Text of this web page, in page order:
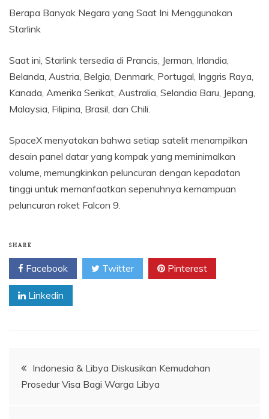
Berapa Banyak Negara yang Saat Ini Menggunakan
Starlink
Saat ini, Starlink tersedia di Prancis, Jerman, Irlandia,
Belanda, Austria, Belgia, Denmark, Portugal, Inggris Raya,
Kanada, Amerika Serikat, Australia, Selandia Baru, Jepang,
Malaysia, Filipina, Brasil, dan Chili.
SpaceX menyatakan bahwa setiap satelit menampilkan
desain panel datar yang kompak yang meminimalkan
volume, memungkinkan peluncuran dengan kepadatan
tinggi untuk memanfaatkan sepenuhnya kemampuan
peluncuran roket Falcon 9.
SHARE
Facebook Twitter Pinterest
Linkedin
Navigasi
pos
Indonesia & Libya Diskusikan Kemudahan
Prosedur Visa Bagi Warga Libya